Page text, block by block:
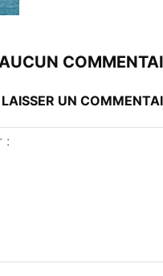
LAISSER UN